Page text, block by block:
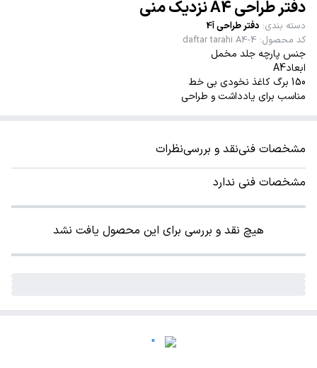
دفتر طراحی A4 نزدیک منی
دسته بندی: دفتر طراحی آ4
کد محصول:
daftar tarahi A4-4
جنس پارچه جلد مخمل
ابعادA4
150 برگ کاغذ نخودی بی خط
مناسب برای یادداشت و طراحی
مشخصات فنینقد و بررسینظرات
مشخصات فنی ندارد
هیچ نقد و بررسی برای این محصول یافت نشد